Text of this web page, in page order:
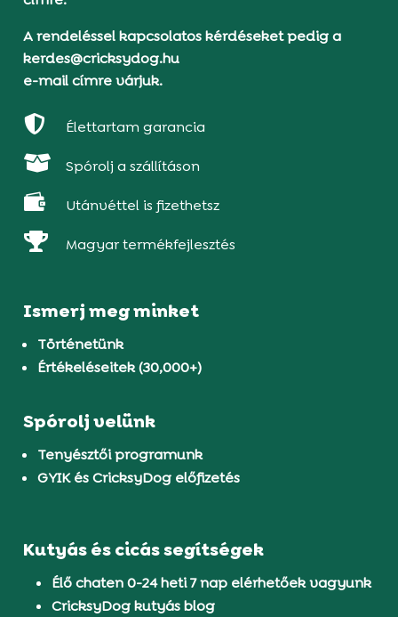
A rendeléssel kapcsolatos kérdéseket pedig a
kerdes@cricksydog.hu
e-mail címre várjuk.
 Élettartam garancia
 Spórolj a szállításon
 Utánvéttel is fizethetsz
 Magyar termékfejlesztés
Ismerj meg minket
Történetünk
Értékeléseitek (30,000+)
Spórolj velünk
Tenyésztői programunk
GYIK és CricksyDog előfizetés
Kutyás és cicás segítségek
Élő chaten 0-24 heti 7 nap elérhetőek vagyunk
CricksyDog kutyás blog